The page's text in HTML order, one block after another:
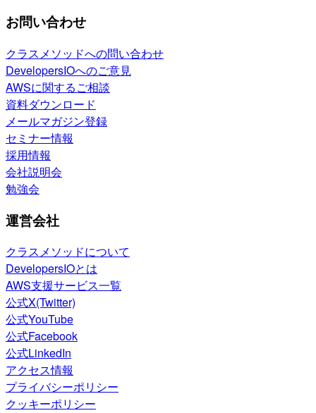
お問い合わせ
クラスメソッドへの問い合わせ
DevelopersIOへのご意見
AWSに関するご相談
資料ダウンロード
メールマガジン登録
セミナー情報
採用情報
会社説明会
勉強会
運営会社
クラスメソッドについて
DevelopersIOとは
AWS支援サービス一覧
公式X(Twitter)
公式YouTube
公式Facebook
公式LinkedIn
アクセス情報
プライバシーポリシー
クッキーポリシー